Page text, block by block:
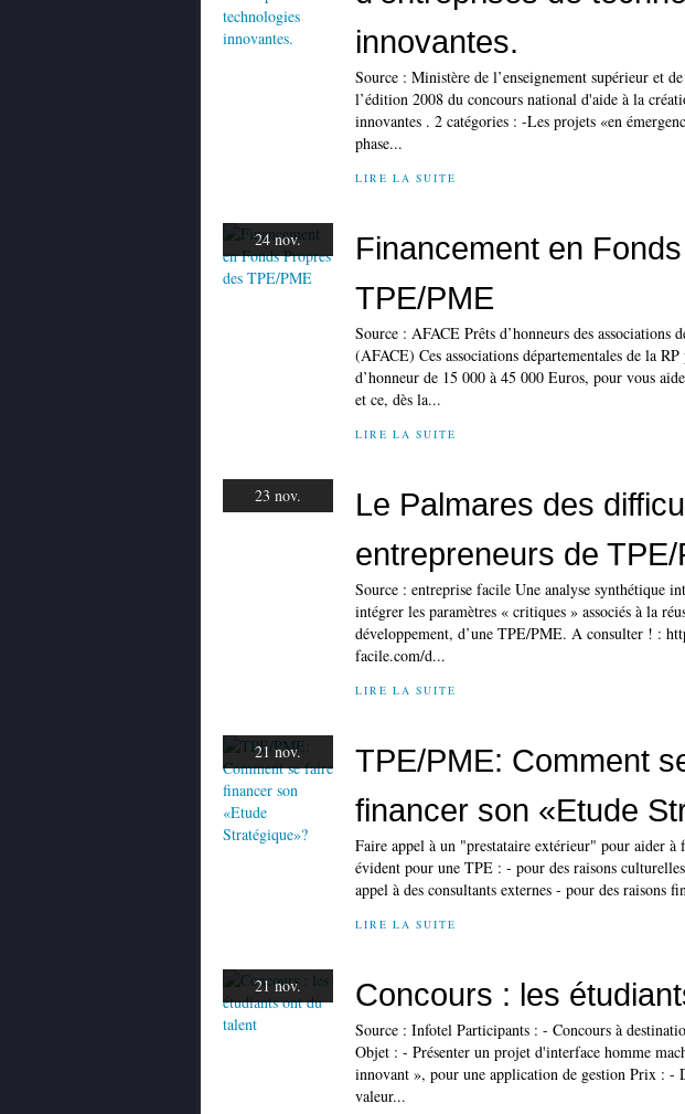
innovantes.
Source : Ministère de l’enseignement supérieur et
l’édition 2008 du concours national d'aide à la
innovantes . 2 catégories : -Les projets «en
phase...
LIRE LA SUITE
24 nov.
Financement en
TPE/PME
Source : AFACE Prêts d’honneurs des associations
(AFACE) Ces associations départementales de la
d’honneur de 15 000 à 45 000 Euros, pour vous
et ce, dès la...
LIRE LA SUITE
23 nov.
Le Palmares des
entrepreneurs de TPE/
Source : entreprise facile Une analyse synthétique
intégrer les paramètres « critiques » associés à la
développement, d’une TPE/PME. A consulter ! :
facile.com/d...
LIRE LA SUITE
21 nov.
TPE/PME: Comment
financer son «Etude
Faire appel à un "prestataire extérieur" pour aider à
évident pour une TPE : - pour des raisons
appel à des consultants externes - pour des raisons
LIRE LA SUITE
21 nov. Concours : les
Source : Infotel Participants : - Concours à
Objet : - Présenter un projet d'interface homme
innovant », pour une application de gestion Prix : -
valeur...